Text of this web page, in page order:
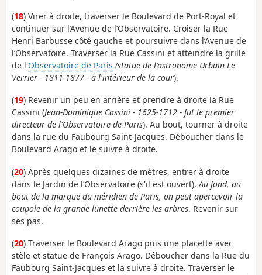
(18) Virer à droite, traverser le Boulevard de Port-Royal et
continuer sur l’Avenue de l’Observatoire. Croiser la Rue
Henri Barbusse côté gauche et poursuivre dans l’Avenue de
l’Observatoire. Traverser la Rue Cassini et atteindre la grille
de l'Observatoire de Paris (statue de l'astronome Urbain Le
Verrier - 1811-1877 - à l'intérieur de la cour).
(19) Revenir un peu en arrière et prendre à droite la Rue
Cassini (Jean-Dominique Cassini - 1625-1712 - fut le premier
directeur de l'Observatoire de Paris). Au bout, tourner à droite
dans la rue du Faubourg Saint-Jacques. Déboucher dans le
Boulevard Arago et le suivre à droite.
(20) Après quelques dizaines de mètres, entrer à droite
dans le Jardin de l’Observatoire (s'il est ouvert). Au fond, au
bout de la marque du méridien de Paris, on peut apercevoir la
coupole de la grande lunette derrière les arbres. Revenir sur
ses pas.
(20) Traverser le Boulevard Arago puis une placette avec
stèle et statue de François Arago. Déboucher dans la Rue du
Faubourg Saint-Jacques et la suivre à droite. Traverser le